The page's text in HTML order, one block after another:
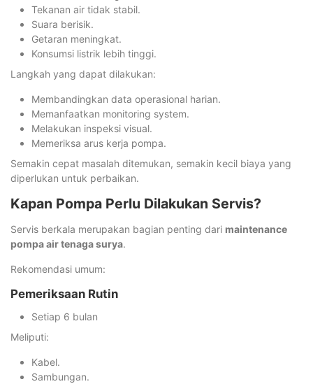
Tekanan air tidak stabil.
Suara berisik.
Getaran meningkat.
Konsumsi listrik lebih tinggi.
Langkah yang dapat dilakukan:
Membandingkan data operasional harian.
Memanfaatkan monitoring system.
Melakukan inspeksi visual.
Memeriksa arus kerja pompa.
Semakin cepat masalah ditemukan, semakin kecil biaya yang
diperlukan untuk perbaikan.
Kapan Pompa Perlu Dilakukan Servis?
Servis berkala merupakan bagian penting dari maintenance
pompa air tenaga surya.
Rekomendasi umum:
Pemeriksaan Rutin
Setiap 6 bulan
Meliputi:
Kabel.
Sambungan.